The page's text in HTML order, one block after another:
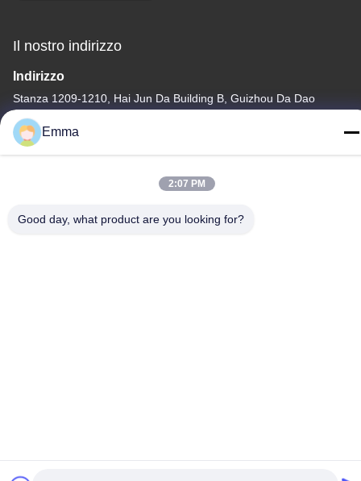
Il nostro indirizzo
Indirizzo
Stanza 1209-1210, Hai Jun Da Building B, Guizhou Da Dao
Zhong, Ronggui, Shunde, Foshan, Guangdong, Cina
tel
Emma
2:07 PM
Good day, what product are you looking for?